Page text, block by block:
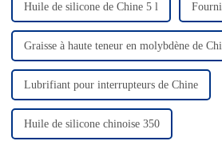
Huile de silicone de Chine 5 l
Graisse à haute teneur en molybdène de
Lubrifiant pour interrupteurs de Chine
Huile de silicone chinoise 350